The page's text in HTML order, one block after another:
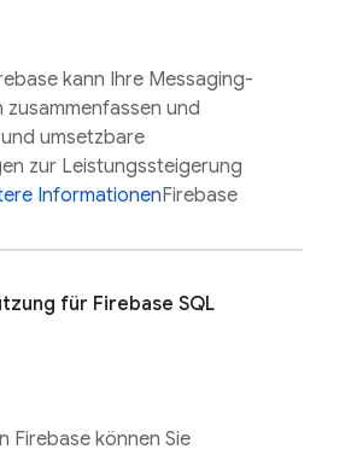
kann Ihre Messaging-
zusammenfassen und
umsetzbare
zur Leistungssteigerung
InformationenFirebase
für Firebase SQL
Firebase können Sie